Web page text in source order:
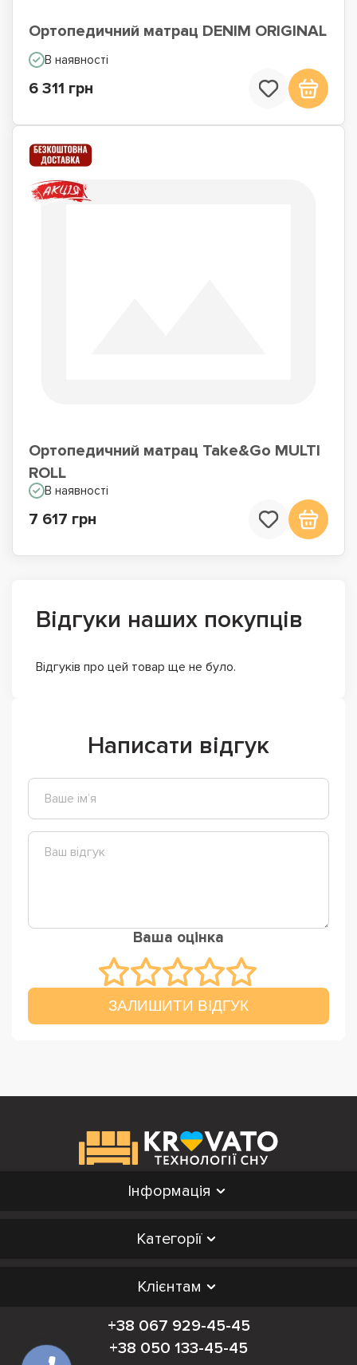
Ортопедичний матрац DENIM ORIGINAL
В наявності
6 311 грн
Ортопедичний матрац Take&Go MULTI
ROLL
В наявності
7 617 грн
Відгуки наших покупців
Відгуків про цей товар ще не було.
Написати відгук
Ваша оцінка
ЗАЛИШИТИ ВІДГУК
Інформація
Категорії
Клієнтам
+38 067 929-45-45
+38 050 133-45-45